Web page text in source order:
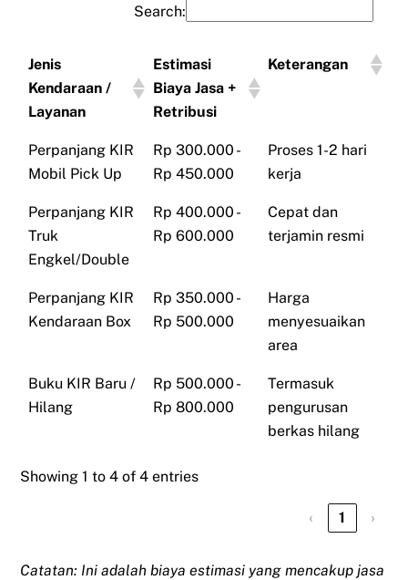
Search:
Jenis
Kendaraan /
Layanan
Estimasi
Biaya Jasa +
Retribusi
Keterangan
Perpanjang KIR
Mobil Pick Up
Rp 300.000 -
Rp 450.000
Proses 1-2 hari
kerja
Perpanjang KIR
Truk
Engkel/Double
Rp 400.000 -
Rp 600.000
Cepat dan
terjamin resmi
Perpanjang KIR
Kendaraan Box
Rp 350.000 -
Rp 500.000
Harga
menyesuaikan
area
Buku KIR Baru /
Hilang
Rp 500.000 -
Rp 800.000
Termasuk
pengurusan
berkas hilang
Showing 1 to 4 of 4 entries
‹ 1 ›
Catatan: Ini adalah biaya estimasi yang mencakup jasa